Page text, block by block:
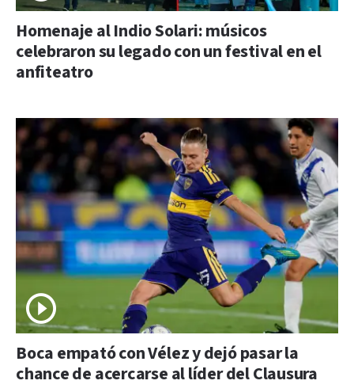
Homenaje al Indio Solari: músicos
celebraron su legado con un festival en el
anfiteatro
Boca empató con Vélez y dejó pasar la
chance de acercarse al líder del Clausura